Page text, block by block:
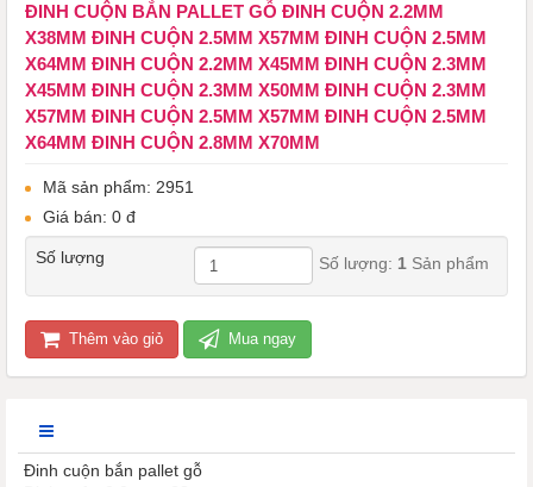
ĐINH CUỘN BẮN PALLET GỖ ĐINH CUỘN 2.2MM
X38MM ĐINH CUỘN 2.5MM X57MM ĐINH CUỘN 2.5MM
X64MM ĐINH CUỘN 2.2MM X45MM ĐINH CUỘN 2.3MM
X45MM ĐINH CUỘN 2.3MM X50MM ĐINH CUỘN 2.3MM
X57MM ĐINH CUỘN 2.5MM X57MM ĐINH CUỘN 2.5MM
X64MM ĐINH CUỘN 2.8MM X70MM
Mã sản phẩm: 2951
Giá bán: 0 đ
Số lượng Số lượng: 1Sản phẩm
Thêm vào giỏ Mua ngay
Đinh cuộn bắn pallet gỗ